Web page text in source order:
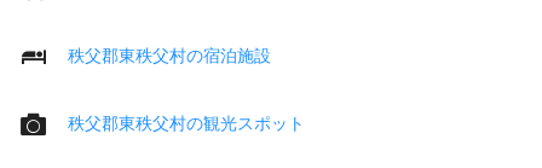
秩父郡東秩父村の宿泊施設
秩父郡東秩父村の観光スポット